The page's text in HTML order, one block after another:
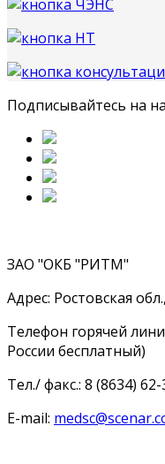
Подписывайтесь на
ЗАО "ОКБ "РИТМ"
Адрес: Ростовская
Телефон горячей
России бесплатный)
Тел./ факс.: 8 (8634)
E-mail: